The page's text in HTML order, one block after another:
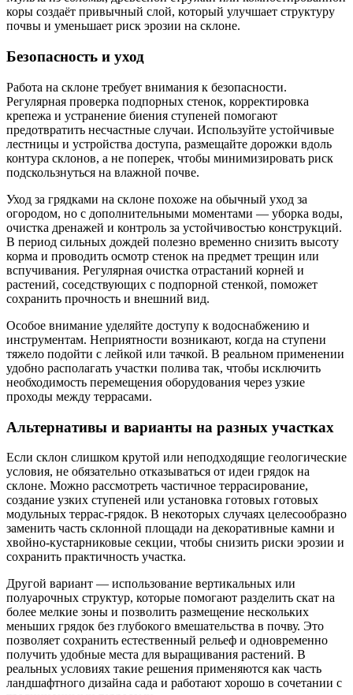
коры создаёт привычный слой, который улучшает структуру
почвы и уменьшает риск эрозии на склоне.
Безопасность и уход
Работа на склоне требует внимания к безопасности.
Регулярная проверка подпорных стенок, корректировка
крепежа и устранение биения ступеней помогают
предотвратить несчастные случаи. Используйте устойчивые
лестницы и устройства доступа, размещайте дорожки вдоль
контура склонов, а не поперек, чтобы минимизировать риск
подскользнуться на влажной почве.
Уход за грядками на склоне похоже на обычный уход за
огородом, но с дополнительными моментами — уборка воды,
очистка дренажей и контроль за устойчивостью конструкций.
В период сильных дождей полезно временно снизить высоту
корма и проводить осмотр стенок на предмет трещин или
вспучивания. Регулярная очистка отрастаний корней и
растений, соседствующих с подпорной стенкой, поможет
сохранить прочность и внешний вид.
Особое внимание уделяйте доступу к водоснабжению и
инструментам. Неприятности возникают, когда на ступени
тяжело подойти с лейкой или тачкой. В реальном применении
удобно располагать участки полива так, чтобы исключить
необходимость перемещения оборудования через узкие
проходы между террасами.
Альтернативы и варианты на разных участках
Если склон слишком крутой или неподходящие геологические
условия, не обязательно отказываться от идеи грядок на
склоне. Можно рассмотреть частичное террасирование,
создание узких ступеней или установка готовых готовых
модульных террас-грядок. В некоторых случаях целесообразно
заменить часть склонной площади на декоративные камни и
хвойно-кустарниковые секции, чтобы снизить риски эрозии и
сохранить практичность участка.
Другой вариант — использование вертикальных или
полуарочных структур, которые помогают разделить скат на
более мелкие зоны и позволить размещение нескольких
меньших грядок без глубокого вмешательства в почву. Это
позволяет сохранить естественный рельеф и одновременно
получить удобные места для выращивания растений. В
реальных условиях такие решения применяются как часть
ландшафтного дизайна сада и работают хорошо в сочетании с